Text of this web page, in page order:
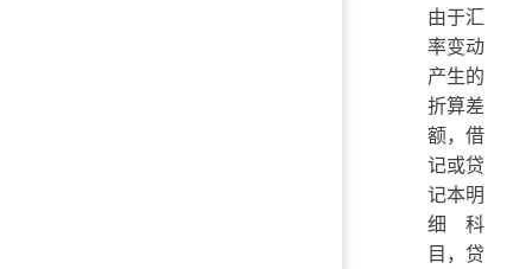
由于汇
率变动
产生的
折算差
额，借
记或贷
记本明
细科
目，贷